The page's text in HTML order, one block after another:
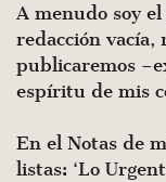
A menudo soy
redacción vacía,
publicaremos
espíritu de mis
En el Notas de
listas: ‘Lo